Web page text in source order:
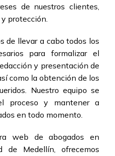
de nuestros clientes,
protección.
de llevar a cabo todos los
para formalizar el
y presentación de
como la obtención de los
Nuestro equipo se
proceso y mantener a
en todo momento.
web de abogados en
de Medellín, ofrecemos